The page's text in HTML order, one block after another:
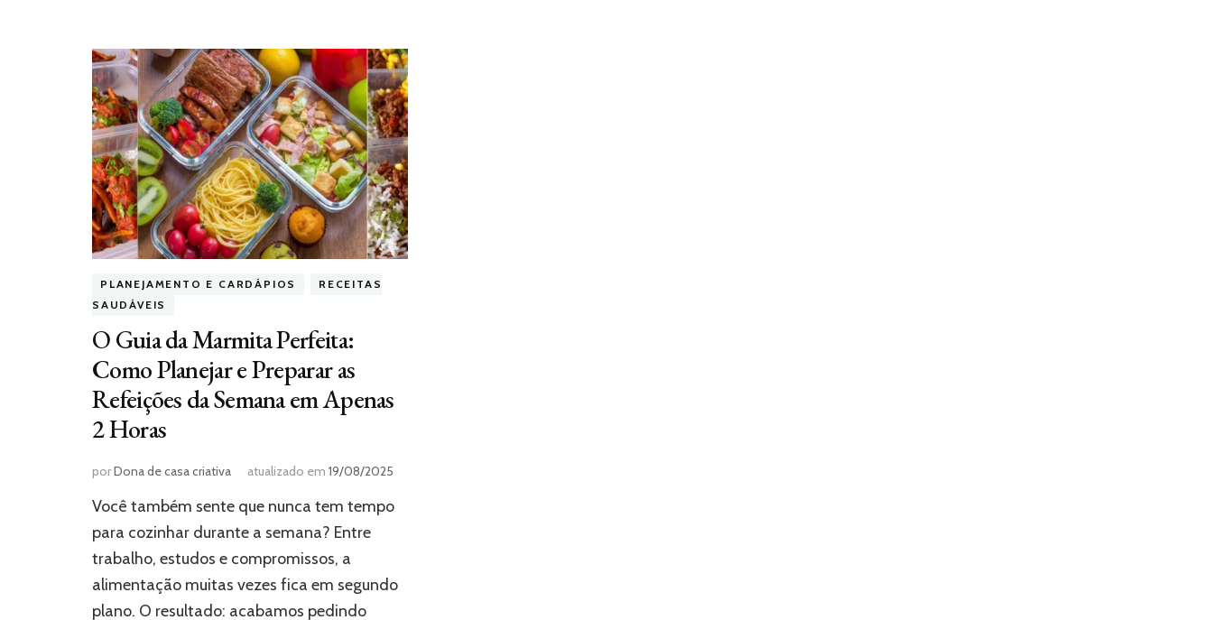
PLANEJAMENTO E CARDÁPIOS
RECEITAS
SAUDÁVEIS
O Guia da Marmita Perfeita:
Como Planejar e Preparar as
Refeições da Semana em Apenas
2 Horas
porDona de casa criativa atualizado em 19/08/2025
Você também sente que nunca tem tempo
para cozinhar durante a semana? Entre
trabalho, estudos e compromissos, a
alimentação muitas vezes fica em segundo
plano. O resultado: acabamos pedindo